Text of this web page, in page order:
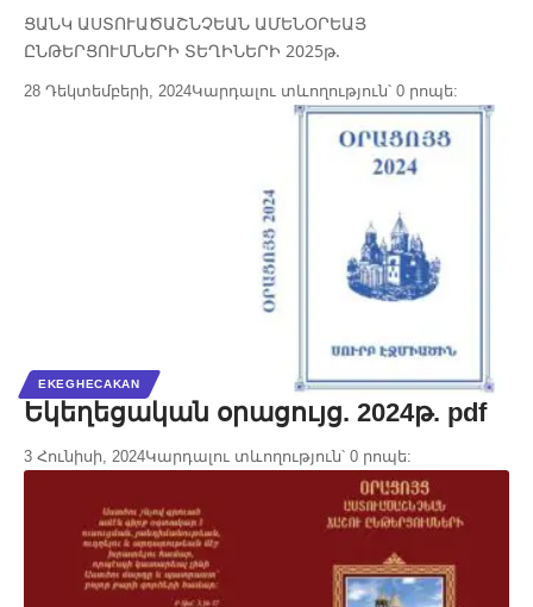
ՑԱՆԿ ԱՍՏՈՒԱԾԱՇՆՉԵԱՆ ԱՄԵՆՕՐԵԱՅ
ԸՆԹԵՐՑՈՒՄՆԵՐԻ ՏԵՂԻՆԵՐԻ 2025թ.
28 Դեկտեմբերի, 2024Կարդալու տևողություն՝ 0 րոպե:
EKEGHECAKAN
Եկեղեցական օրացույց. 2024թ. pdf
3 Հունիսի, 2024Կարդալու տևողություն՝ 0 րոպե: